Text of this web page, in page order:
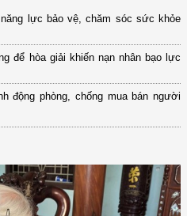
lực bảo vệ, chăm sóc sức khỏe
để hòa giải khiến nạn nhân bạo lực
động phòng, chống mua bán người